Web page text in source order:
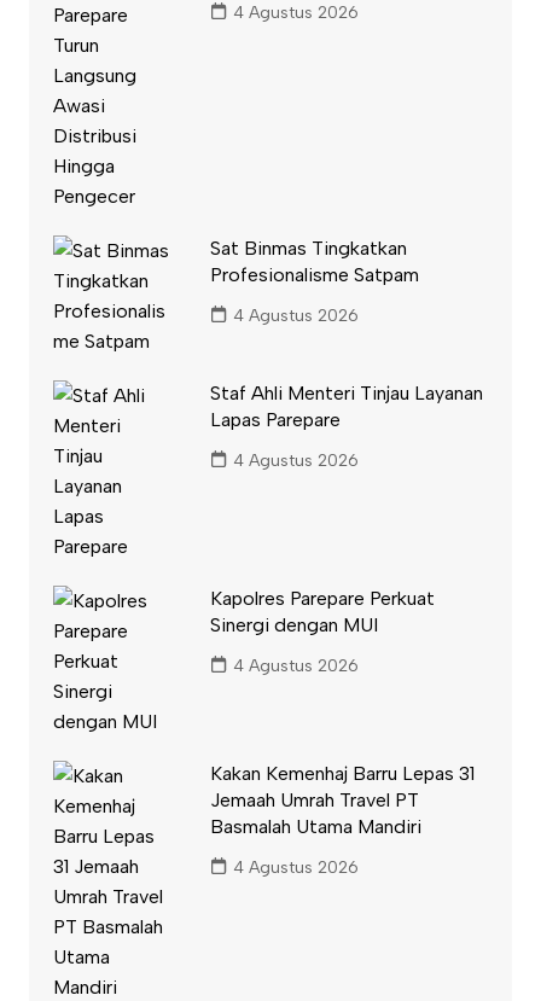
4 Agustus 2026
Sat Binmas Tingkatkan
Profesionalisme Satpam
4 Agustus 2026
Staf Ahli Menteri Tinjau Layanan
Lapas Parepare
4 Agustus 2026
Kapolres Parepare Perkuat
Sinergi dengan MUI
4 Agustus 2026
Kakan Kemenhaj Barru Lepas 31
Jemaah Umrah Travel PT
Basmalah Utama Mandiri
4 Agustus 2026